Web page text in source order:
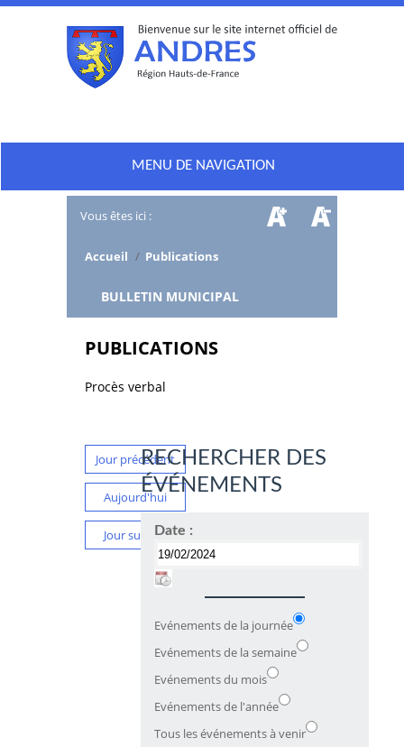
MENU DE NAVIGATION
Vous êtes ici :
Accueil / Publications
BULLETIN MUNICIPAL
PUBLICATIONS
Procès verbal
Jour précédent
Aujourd'hui
Jour suivant
RECHERCHER DES
ÉVÉNEMENTS
Date :
Evénements de la journée
Evénements de la semaine
Evénements du mois
Evénements de l'année
Tous les événements à venir